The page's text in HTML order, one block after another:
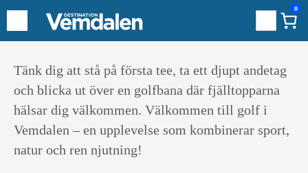
innehåll
0
Tänk dig att stå på första tee, ta ett djupt andetag
och blicka ut över en golfbana där fjälltopparna
hälsar dig välkommen. Välkommen till golf i
Vemdalen – en upplevelse som kombinerar sport,
natur och ren njutning!